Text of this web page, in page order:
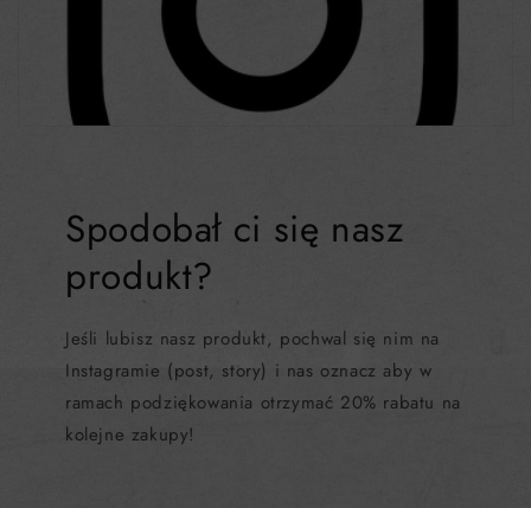
Spodobał ci się nasz
produkt?
Jeśli lubisz nasz produkt, pochwal się nim na
Instagramie (post, story) i nas oznacz aby w
ramach podziękowania otrzymać 20% rabatu na
kolejne zakupy!